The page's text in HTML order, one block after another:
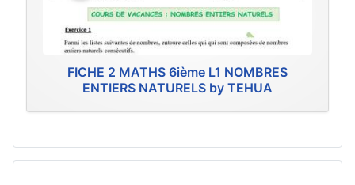
FICHE 2 MATHS 6ième L1 NOMBRES
ENTIERS NATURELS by TEHUA